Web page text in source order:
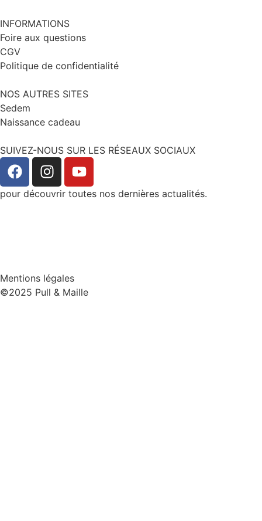
INFORMATIONS
Foire aux questions
CGV
Politique de confidentialité
NOS AUTRES SITES
Sedem
Naissance cadeau
SUIVEZ-NOUS SUR LES RÉSEAUX SOCIAUX
pour découvrir toutes nos dernières actualités.
Mentions légales
©2025 Pull & Maille